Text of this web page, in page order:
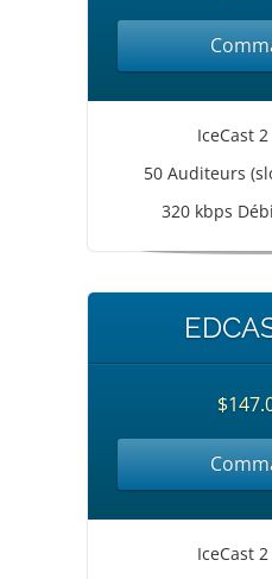
IceCast
50 Auditeurs
320 kbps
IceCast